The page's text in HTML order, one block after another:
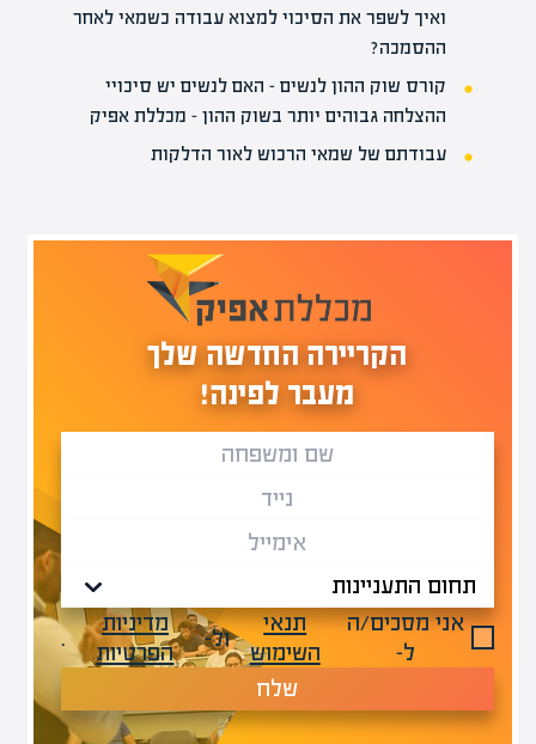
ואיך לשפר את הסיכוי למצוא עבודה כשמאי לאחר
ההסמכה?
קורס שוק ההון לנשים – האם לנשים יש סיכויי
ההצלחה גבוהים יותר בשוק ההון – מכללת אפיק
עבודתם של שמאי הרכוש לאור הדלקות
הקריירה החדשה שלך
מעבר לפינה!
אני מסכים/ה
ל-
תנאי
השימוש
ול-
מדיניות
הפרטיות
.
שלח